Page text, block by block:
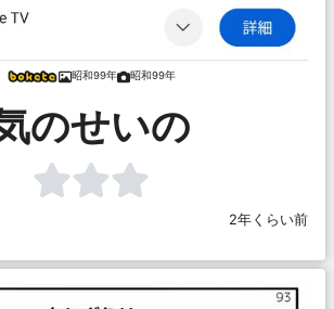
昭和99年 昭和99年
のせいの
2年くらい前